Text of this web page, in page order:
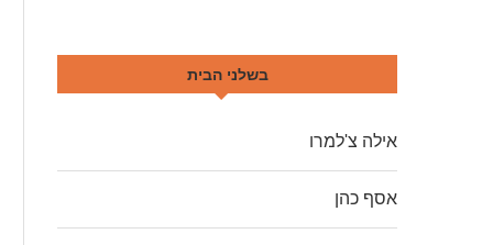
בשלני הבית
אילה צ'למרו
אסף כהן